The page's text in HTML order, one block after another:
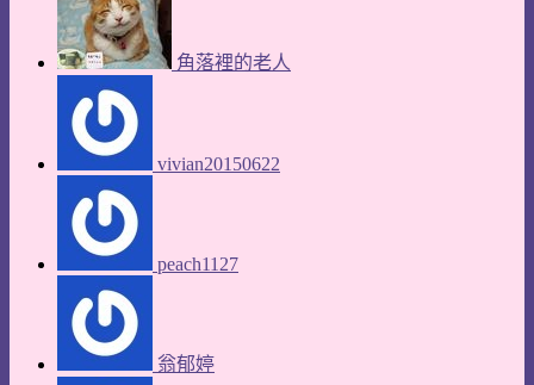
角落裡的老人
vivian20150622
peach1127
翁郁婷